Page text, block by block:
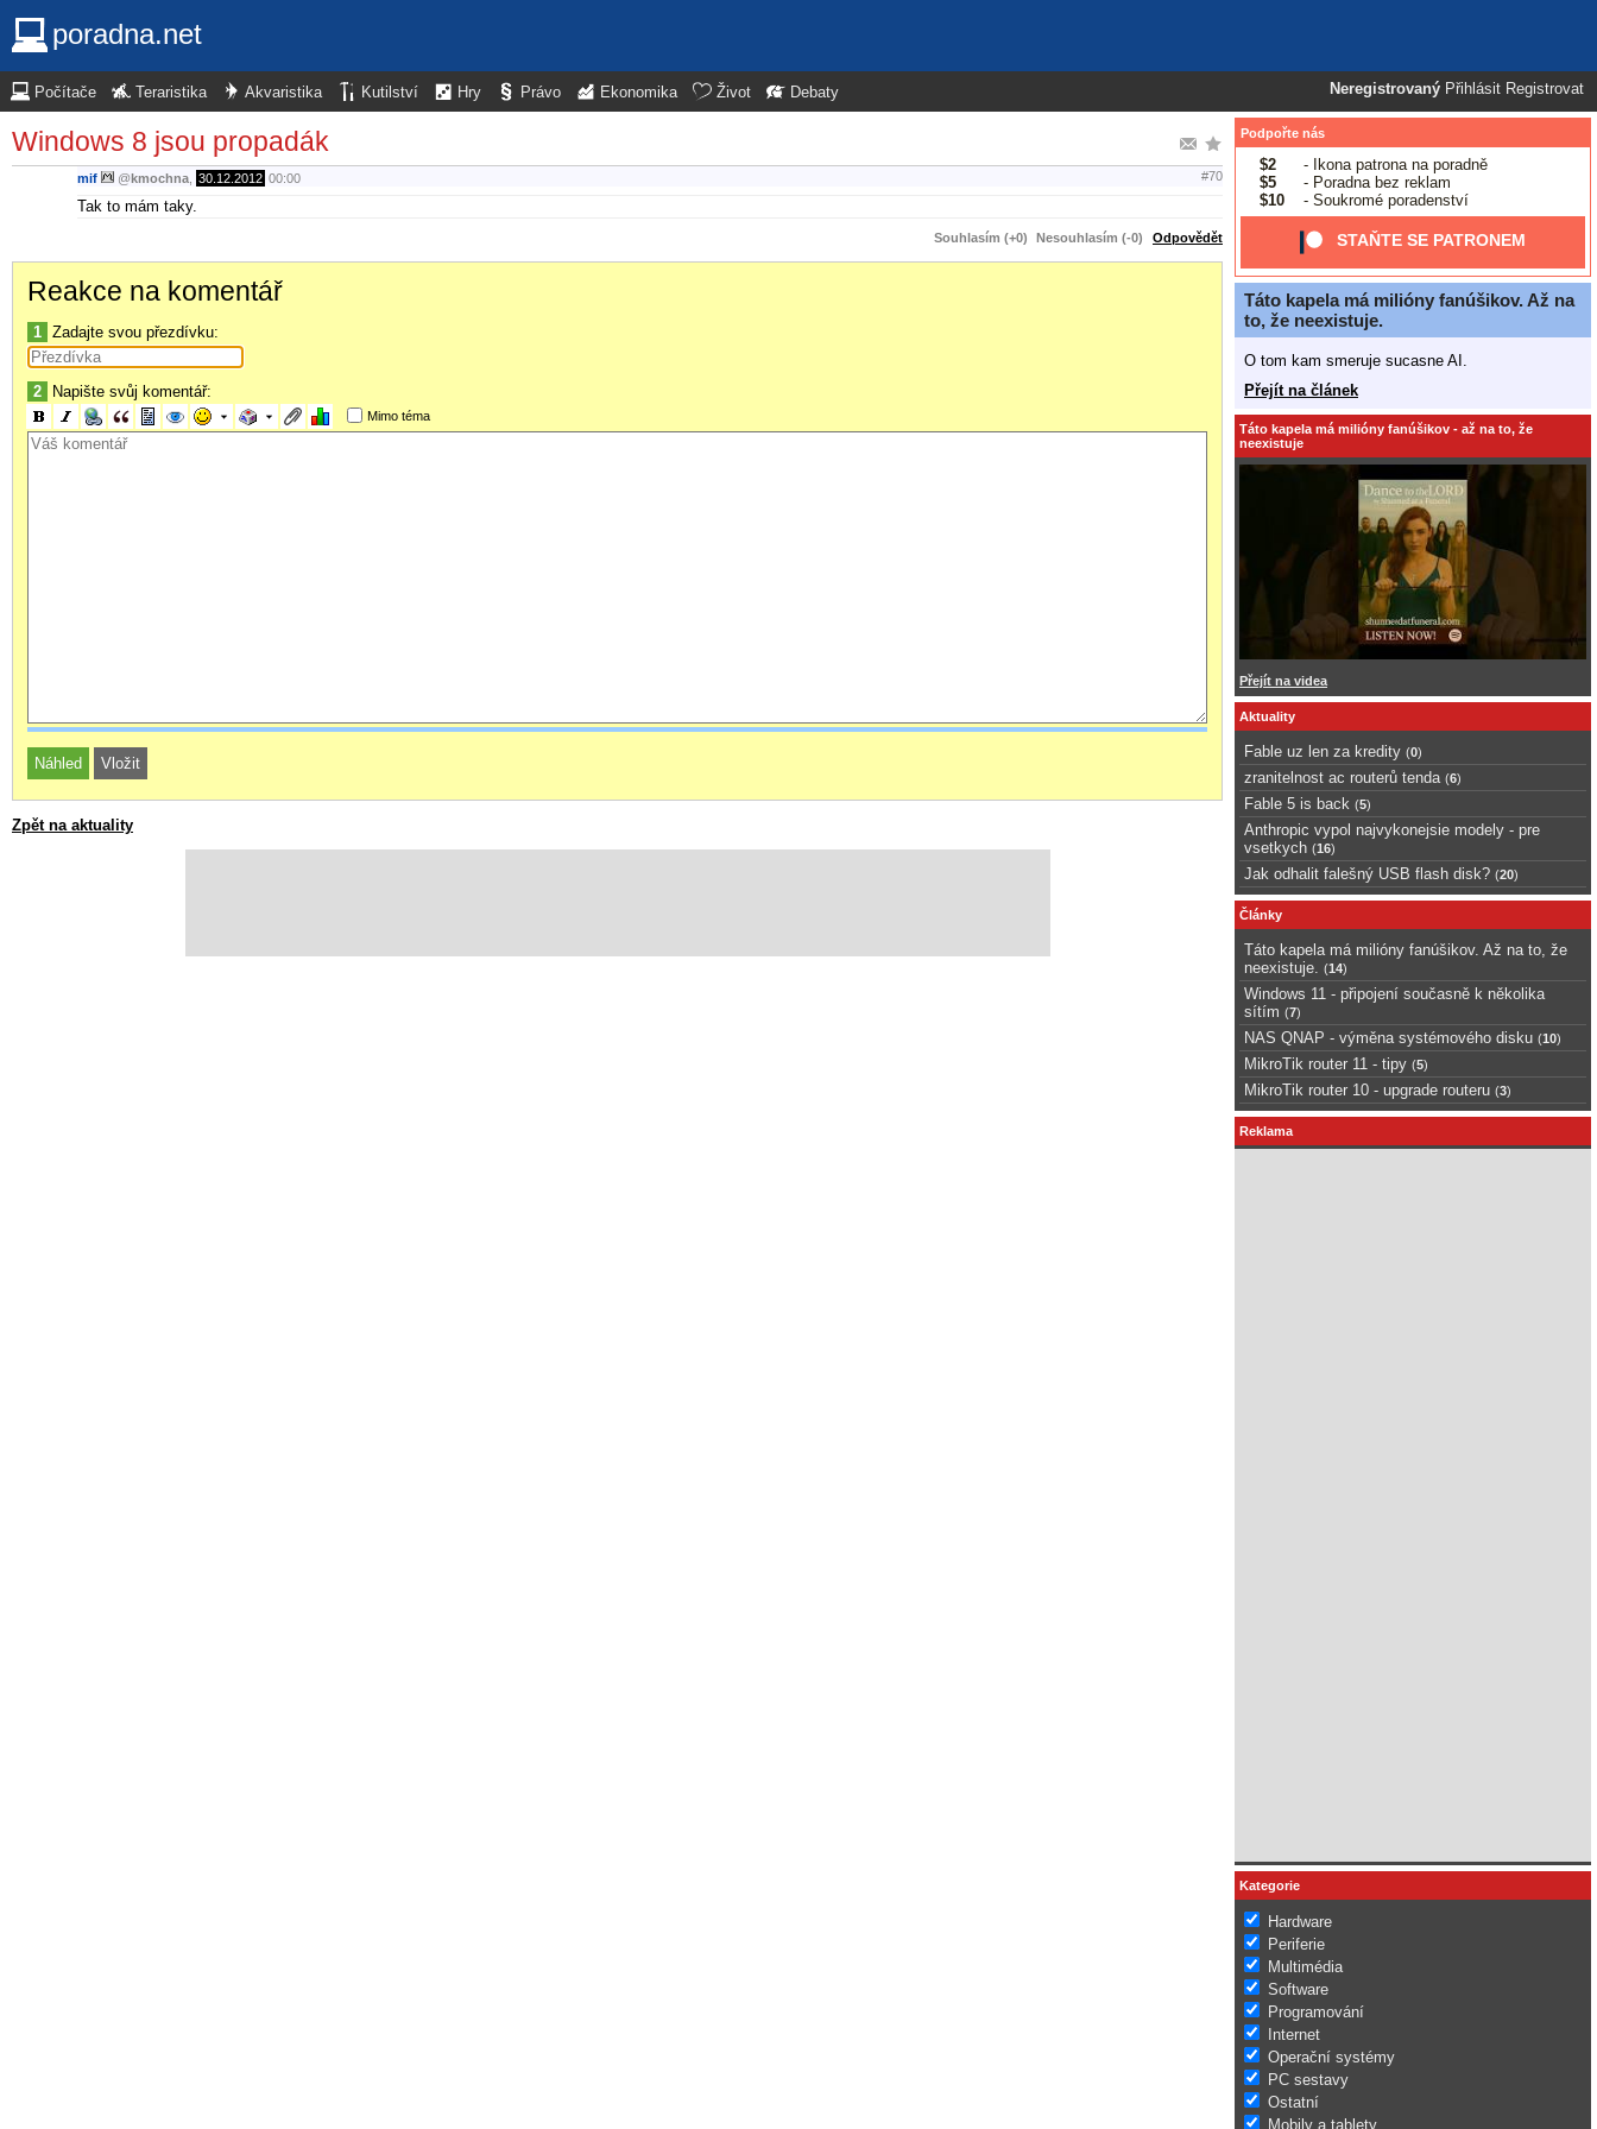
poradna.net
Neregistrovaný Přihlásit Registrovat
Počítače Teraristika Akvaristika Kutilství Hry Právo Ekonomika Život Debaty
Windows 8 jsou propadák
mif @kmochna 30.12.2012 00:00 #70
Tak to mám taky.
Souhlasím (+0) Nesouhlasím (-0) Odpovědět
Reakce na komentář
1 Zadajte svou přezdívku:
2 Napište svůj komentář:
Mimo téma
Zpět na aktuality
Podpořte nás
$2
- Ikona patrona na poradně
$5
- Poradna bez reklam
$10
- Soukromé poradenství
STAŇTE SE PATRONEM
Táto kapela má milióny fanúšikov. Až na
to, že neexistuje.
O tom kam smeruje sucasne AI.
Přejít na článek
Táto kapela má milióny fanúšikov - až na to, že
neexistuje
Přejít na videa
Aktuality
Fable uz len za kredity (0)
zranitelnost ac routerů tenda (6)
Fable 5 is back (5)
Anthropic vypol najvykonejsie modely - pre
vsetkych (16)
Jak odhalit falešný USB flash disk? (20)
Články
Táto kapela má milióny fanúšikov. Až na to, že
neexistuje.
(14)
Windows 11 - připojení současně k několika
sítím (7)
NAS QNAP - výměna systémového disku (10)
MikroTik router 11 - tipy (5)
MikroTik router 10 - upgrade routeru (3)
Reklama
Kategorie
Hardware
Periferie
Multimédia
Software
Programování
Internet
Operační systémy
PC sestavy
Ostatní
Mobily a tablety